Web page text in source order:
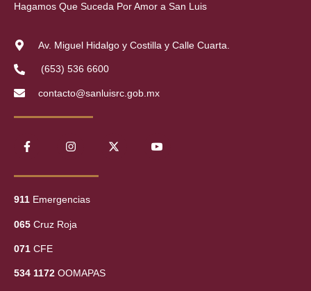
Hagamos Que Suceda Por Amor a San Luis
Av. Miguel Hidalgo y Costilla y Calle Cuarta.
(653) 536 6600
contacto@sanluisrc.gob.mx
911 Emergencias
065 Cruz Roja
071 CFE
534 1172 OOMAPAS